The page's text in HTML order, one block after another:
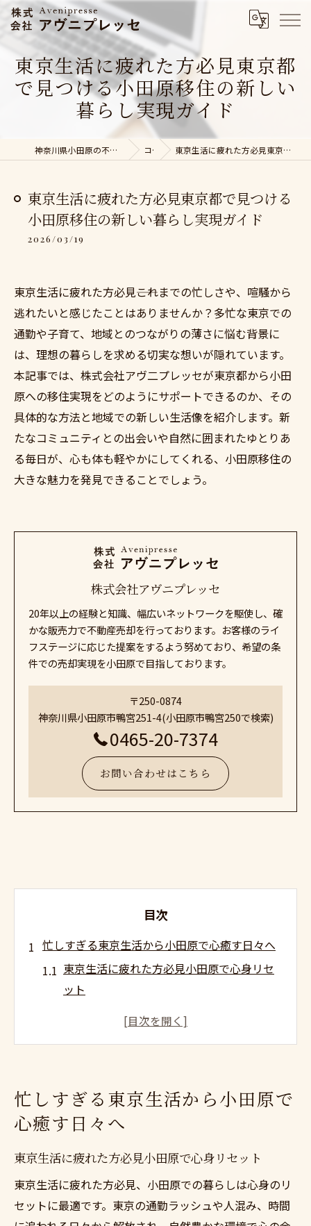
東京生活に疲れた方必見東京都
で見つける小田原移住の新しい
暮らし実現ガイド
神奈川県小田原の不動産売却なら株式会社アヴニプレッセ コラム 東京生活に疲れた方必見東京都で見つける小田原移住の新しい暮らし実現ガイド
東京生活に疲れた方必見東京都で見つける
小田原移住の新しい暮らし実現ガイド
2026/03/19
東京生活に疲れた方必見――これまでの忙しさや、喧騒から
逃れたいと感じたことはありませんか？多忙な東京での
通勤や子育て、地域とのつながりの薄さに悩む背景に
は、理想の暮らしを求める切実な想いが隠れています。
本記事では、株式会社アヴ二プレッセが東京都から小田
原への移住実現をどのようにサポートできるのか、その
具体的な方法と地域での新しい生活像を紹介します。新
たなコミュニティとの出会いや自然に囲まれたゆとりあ
る毎日が、心も体も軽やかにしてくれる、小田原移住の
大きな魅力を発見できることでしょう。
株式会社アヴニプレッセ
20年以上の経験と知識、幅広いネットワークを駆使し、確
かな販売力で不動産売却を行っております。お客様のライ
フステージに応じた提案をするよう努めており、希望の条
件での売却実現を小田原で目指しております。
〒250-0874
神奈川県小田原市鴨宮251-4(小田原市鴨宮250で検索)
0465-20-7374
お問い合わせはこちら
目次
忙しすぎる東京生活から小田原で心癒す日々へ
東京生活に疲れた方必見小田原で心身リセ
ット
東京生活に疲れた方必見自然環境で癒され
東京生活に疲れた方必見移住後の変化を体
感しよう
憩いの時間
東京生活に疲れた方必見小田原移住で実現する
理想の暮らし
忙しすぎる東京生活から小田原で
心癒す日々へ
東京生活に疲れた方必見小田原で心身リセット
東京生活に疲れた方必見、小田原での暮らしは心身のリ
セットに最適です。東京の通勤ラッシュや人混み、時間